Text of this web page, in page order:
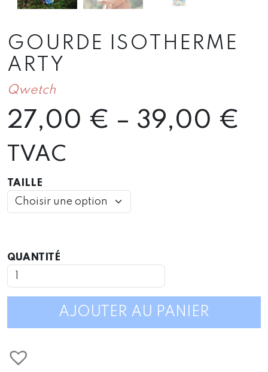
GOURDE ISOTHERME
ARTY
Qwetch
27,00 € – 39,00 €
TVAC
TAILLE
QUANTITÉ
ISOTHERME
ARTY
AJOUTER AU PANIER